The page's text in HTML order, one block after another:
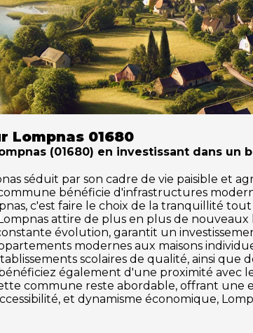
Lompnas 01680
(01680) en investissant dans un
séduit par son cadre de vie paisible et
bénéficie d'infrastructures
c'est faire le choix de la tranquillité
attire de plus en plus de
évolution, garantit un
modernes aux maisons
scolaires de qualité, ainsi que
également d'une proximité avec
commune reste abordable, offrant
et dynamisme économique,